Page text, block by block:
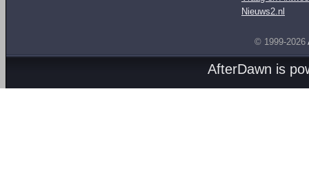
Nieuws2.nl
© 1999-2026
AfterDawn is